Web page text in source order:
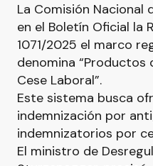
La Comisión Nacional
en el Boletín Oficial la
1071/2025 el marco
denomina “Productos
Cese Laboral”.
Este sistema busca
indemnización por
indemnizatorios por
El ministro de